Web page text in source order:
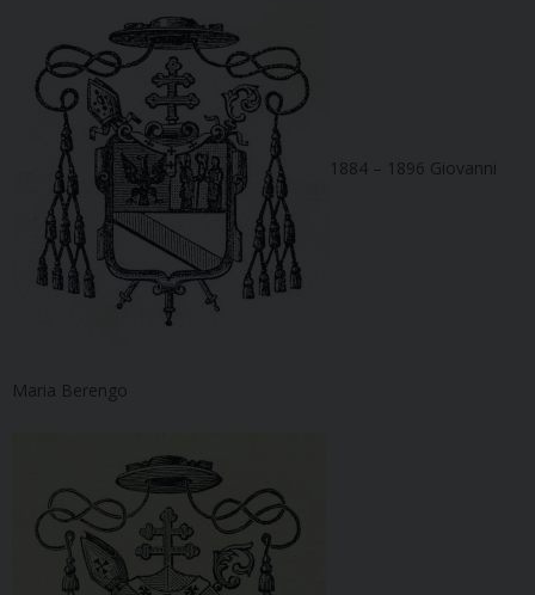
1884 – 1896 Giovanni
Maria Berengo